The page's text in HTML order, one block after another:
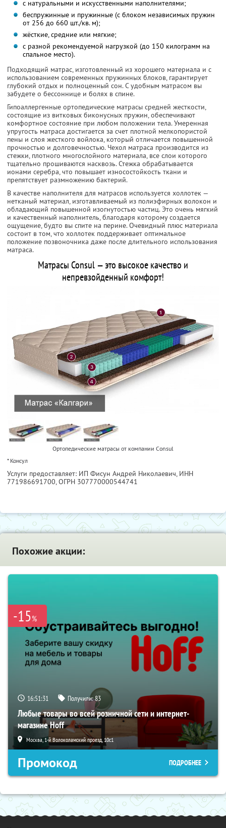
с натуральными и искусственными наполнителями;
беспружинные и пружинные (с блоком независимых пружин
от 256 до 660 шт./кв. м);
жёсткие, средние или мягкие;
с разной рекомендуемой нагрузкой (до 150 килограмм на
спальное место).
Подходящий матрас, изготовленный из хорошего материала и с
использованием современных пружинных блоков, гарантирует
глубокий отдых и полноценный сон. С удобным матрасом вы
забудете о бессоннице и болях в спине.
Гипоаллергенные ортопедические матрасы средней жесткости,
состоящие из витковых биконусных пружин, обеспечивают
комфортное состояние при любом положении тела. Умеренная
упругость матраса достигается за счет плотной мелкопористой
пены и слоя жесткого войлока, который отличается повышенной
прочностью и долговечностью. Чехол матраса производится из
стежки, плотного многослойного материала, все слои которого
тщательно прошиваются насквозь. Стежка обрабатывается
ионами серебра, что повышает износостойкость ткани и
препятствует размножению бактерий.
В качестве наполнителя для матрасов используется холлотек —
нетканый материал, изготавливаемый из полиэфирных волокон и
обладающий повышенной изогнутостью частиц. Это очень мягкий
и качественный наполнитель, благодаря которому создается
ощущение, будто вы спите на перине. Очевидный плюс материала
состоит в том, что холлотек поддерживает оптимальное
положение позвоночника даже после длительного использования
матраса.
Матрасы Consul — это высокое качество и
непревзойденный комфорт!
Ортопедические матрасы от компании Consul
* Консул
Услуги предоставляет: ИП Фисун Андрей Николаевич, ИНН
771986691700, ОГРН 307770000544741
Похожие акции:
-15%
16:51:31 Получили:83
Любые товары во всей розничной сети и интернет-
магазине Hoff
Москва, 1-й Волоколамский проезд, 10с1
Промокод ПОДРОБНЕЕ